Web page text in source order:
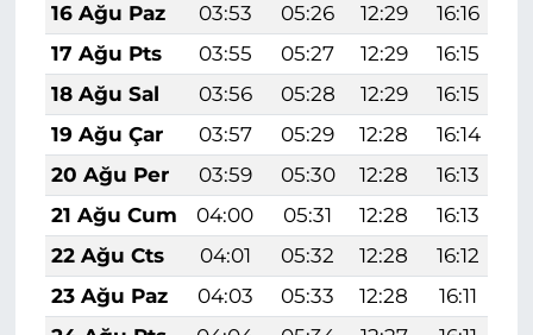
16 Ağu Paz
03:53 05:26 12:29 16:16
17 Ağu Pts
03:55 05:27 12:29 16:15
18 Ağu Sal
03:56 05:28 12:29 16:15
19 Ağu Çar
03:57 05:29 12:28 16:14
20 Ağu Per
03:59 05:30 12:28 16:13
21 Ağu Cum
04:00 05:31 12:28 16:13
22 Ağu Cts
04:01 05:32 12:28 16:12
23 Ağu Paz
04:03 05:33 12:28 16:11